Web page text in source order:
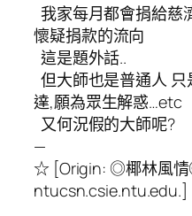
我家每月都會捐給慈
懷疑捐款的流向
這是題外話..
但大師也是普通人
達,願為眾生解惑…etc
又何況假的大師呢?
—
☆ [Origin: ◎椰林風